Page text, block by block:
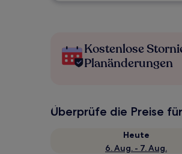
Kostenlose
Planänderungen
Überprüfe die Preise
Heute
6. Aug. - 7. Aug.